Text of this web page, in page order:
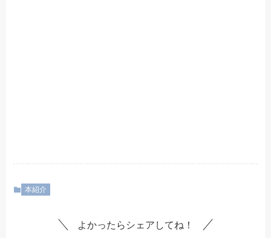
本紹介
よかったらシェアしてね！